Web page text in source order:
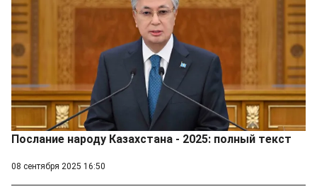
Послание народу Казахстана - 2025: полный текст
08 сентября 2025 16:50